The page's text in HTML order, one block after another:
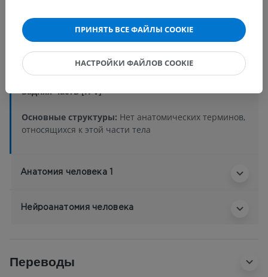
Человеческое тело> Systemata integrantia
Нервная система>
Центральная нервная система> Головной мозг>
Мозжечок
Полушарие мозжечка>
Передняя четырехугольная долька [H IV и H V]>
Задняя часть [H V]
Основные структуры: Нет анатомических терминов,
относящихся к этой части тела
Анатомия человека 1
Нейроанатомия человека
Переводы
ПРИНЯТЬ ВСЕ ФАЙЛЫ COOKIE
НАСТРОЙКИ ФАЙЛОВ COOKIE